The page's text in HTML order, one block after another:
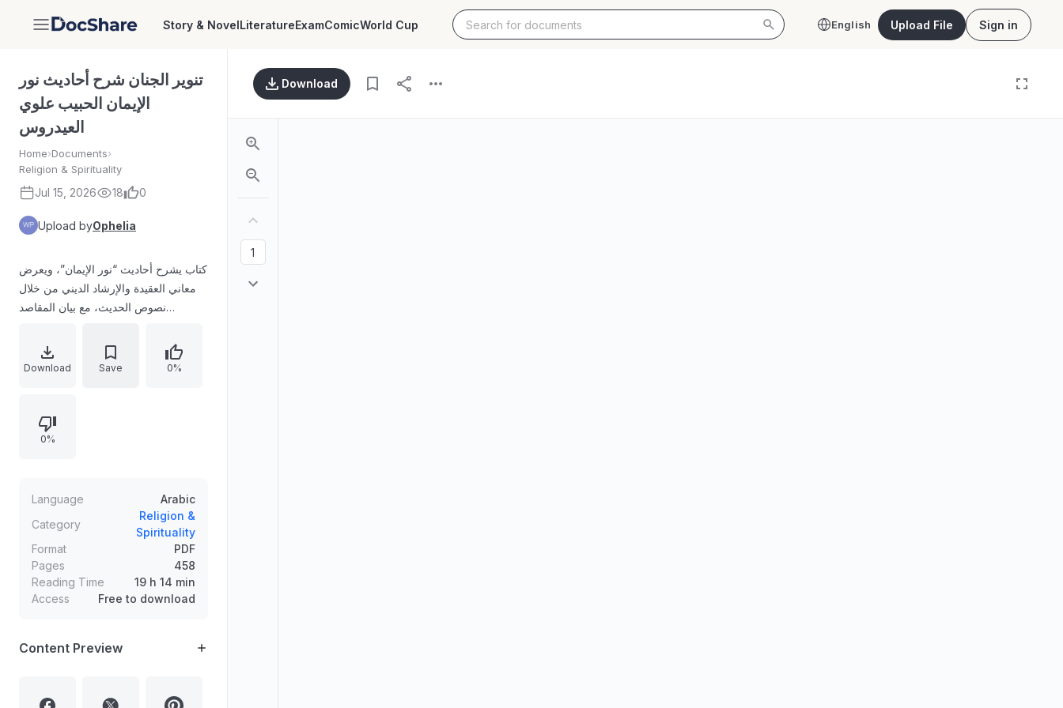
DocShare Story & NovelLiteratureExamComicWorld Cup English Upload File Sign in
تنوير الجنان شرح أحاديث نور
الإيمان الحبيب علوي
العيدروس
Home›Documents›
Religion & Spirituality
Jul 15, 2026 18 0
Upload byOphelia
كتاب يشرح أحاديث “نور الإيمان”، ويعرض
معاني العقيدة والإرشاد الديني من خلال
نصوص الحديث، مع بيان المقاصد
وثناءً وحضًا على التدبر والاستفادة، ويورد
مؤلفًا ومصادر تتعلق بتوثيق الرواية
Download Save 0%
0%
Language
Arabic
Category
Religion &
Spirituality
Format
PDF
Pages
458
Reading Time
19 h 14 min
Access
Free to download
Content Preview
Download